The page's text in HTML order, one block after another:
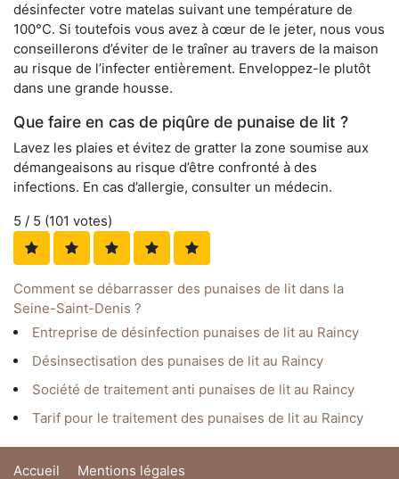
désinfecter votre matelas suivant une température de
100°C. Si toutefois vous avez à cœur de le jeter, nous vous
conseillerons d’éviter de le traîner au travers de la maison
au risque de l’infecter entièrement. Enveloppez-le plutôt
dans une grande housse.
Que faire en cas de piqûre de punaise de lit ?
Lavez les plaies et évitez de gratter la zone soumise aux
démangeaisons au risque d’être confronté à des
infections. En cas d’allergie, consulter un médecin.
5 / 5 (101 votes)
Comment se débarrasser des punaises de lit dans la
Seine-Saint-Denis ?
Entreprise de désinfection punaises de lit au Raincy
Désinsectisation des punaises de lit au Raincy
Société de traitement anti punaises de lit au Raincy
Tarif pour le traitement des punaises de lit au Raincy
Accueil Mentions légales